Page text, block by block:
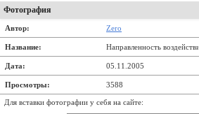
Фотография
Автор: Zero
Название: Направленность
Дата: 05.11.2005
Просмотры: 3588
Для вставки фотографии у себя на сайте: